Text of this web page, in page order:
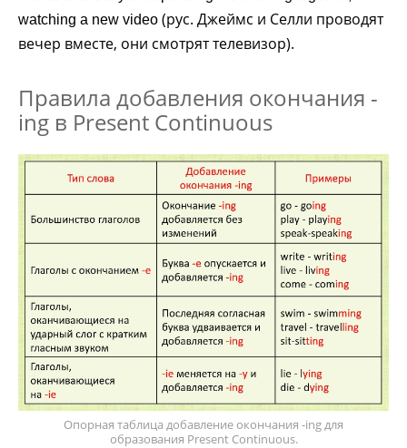
watching a new video (рус. Джеймс и Селли проводят
вечер вместе, они смотрят телевизор).
Правила добавления окончания -
ing в Present Continuous
Опорная таблица добавление окончания -ing для
образования Present Continuous.